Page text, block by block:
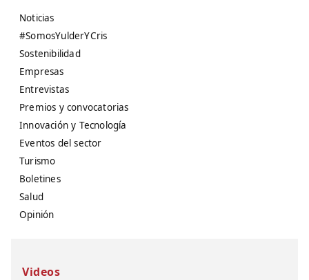
Noticias
#SomosYulderYCris
Sostenibilidad
Empresas
Entrevistas
Premios y convocatorias
Innovación y Tecnología
Eventos del sector
Turismo
Boletines
Salud
Opinión
Videos